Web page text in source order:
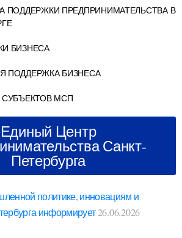
ПОДДЕРЖКИ ПРЕДПРИНИМАТЕЛЬСТВА В
БИЗНЕСА
ПОДДЕРЖКА БИЗНЕСА
МСП
Единый Центр
Санкт-
Петербурга
политике, инновациям и
информирует26.06.2026